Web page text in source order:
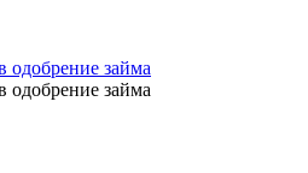
займа
займа